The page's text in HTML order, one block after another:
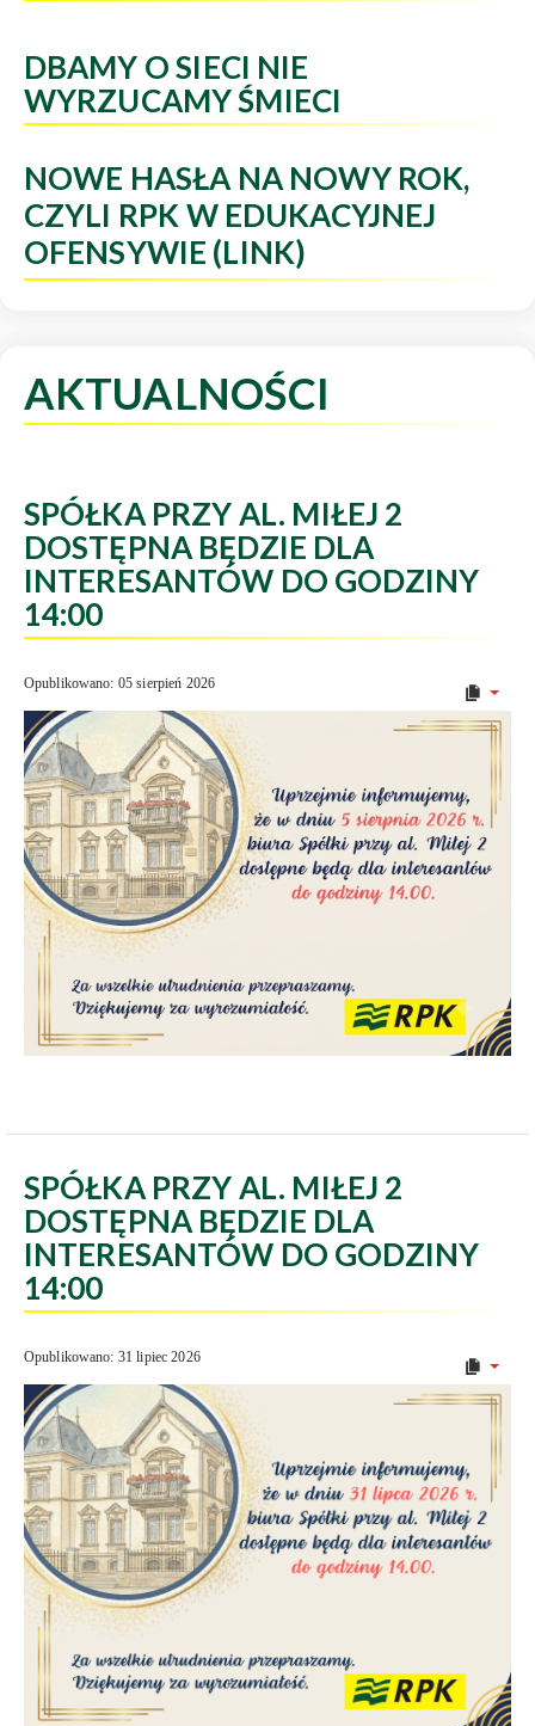
DBAMY O SIECI NIE
WYRZUCAMY ŚMIECI
NOWE HASŁA NA NOWY ROK,
CZYLI RPK W EDUKACYJNEJ
OFENSYWIE (LINK)
AKTUALNOŚCI
SPÓŁKA PRZY AL. MIŁEJ 2
DOSTĘPNA BĘDZIE DLA
INTERESANTÓW DO GODZINY
14:00
Opublikowano: 05 sierpień 2026
SPÓŁKA PRZY AL. MIŁEJ 2
DOSTĘPNA BĘDZIE DLA
INTERESANTÓW DO GODZINY
14:00
Opublikowano: 31 lipiec 2026